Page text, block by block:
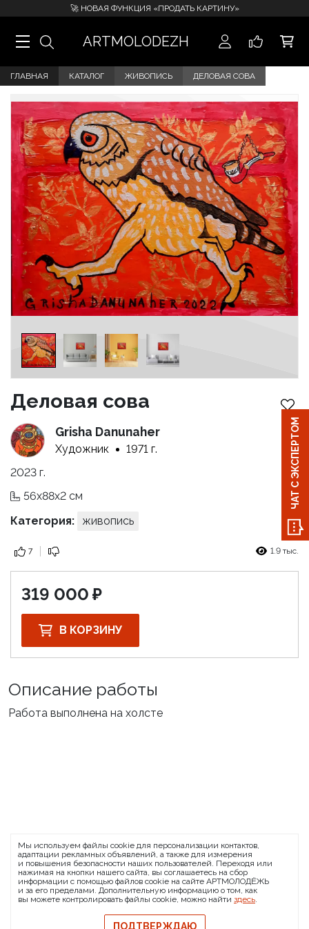
🚀 НОВАЯ ФУНКЦИЯ «ПРОДАТЬ КАРТИНУ»
ARTMOLODEZH
ГЛАВНАЯ КАТАЛОГ ЖИВОПИСЬ ДЕЛОВАЯ СОВА
Деловая сова
Grisha Danunaher
Художник
1971 г.
2023 г.
56x88x2 см
Категория:
живопись
7 1.9 тыс.
319 000
В КОРЗИНУ
Описание работы
Работа выполнена на холсте
О проекте FAQ
Банковские реквизиты
Сообщить о баге
© 2026 АРТМОЛОДЁЖЬ
Политика конфиденциальности
Политика обмена и возврата
ЧАТ С ЭКСПЕРТОМ
Мы используем файлы cookie для персонализации контактов,
адаптации рекламных объявлений, а также для измерения
и повышения безопасности наших пользователей. Переходя или
нажимая на кнопки нашего сайта, вы соглашаетесь на сбор
информации с помощью файлов cookie на сайте АРТМОЛОДЁЖЬ
и за его пределами. Дополнительную информацию о том, как
вы можете контролировать файлы cookie, можно найти здесь.
ПОДТВЕРЖДАЮ